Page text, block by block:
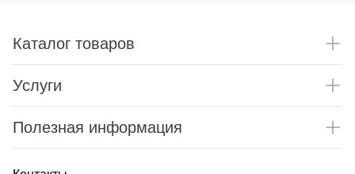
Каталог товаров
Услуги
Полезная информация